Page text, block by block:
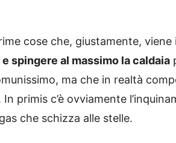
cose che, giustamente,
spingere al massimo la caldaia
ma che in realtà
primis c’è ovviamente
che schizza alle stelle.